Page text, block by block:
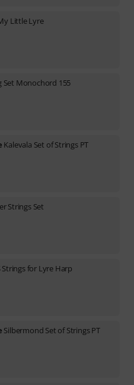
Little Lyre
Set Monochord 155
Kalevala Set of Strings PT
Strings Set
Strings for Lyre Harp
Silbermond Set of Strings PT